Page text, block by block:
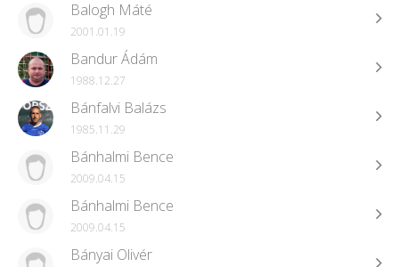
Balogh Máté
2001.01.19
Bandur Ádám
1988.12.27
Bánfalvi Balázs
1985.11.29
Bánhalmi Bence
2009.04.15
Bánhalmi Bence
2009.04.15
Bányai Olivér